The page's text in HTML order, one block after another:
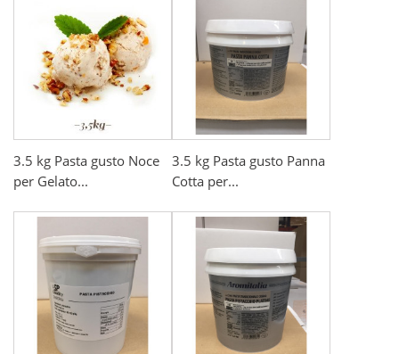
3.5 kg Pasta gusto Noce
per Gelato...
3.5 kg Pasta gusto Panna
Cotta per...